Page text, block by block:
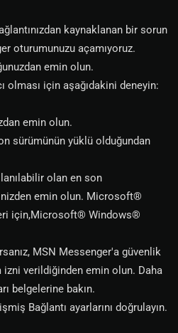
kaynaklanan bir sorun
oturumunuzu açamıyoruz.
emin olun.
olması için aşağıdakini deneyin:
emin olun.
sürümünün yüklü olduğundan
olan en son
emin olun. Microsoft®
için,Microsoft® Windows®
MSN Messenger'a güvenlik
izni verildiğinden emin olun. Daha
belgelerine bakın.
Bağlantı ayarlarını doğrulayın.